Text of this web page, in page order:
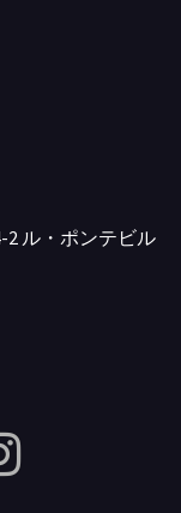
2 ル・ポンテビル
Instagram